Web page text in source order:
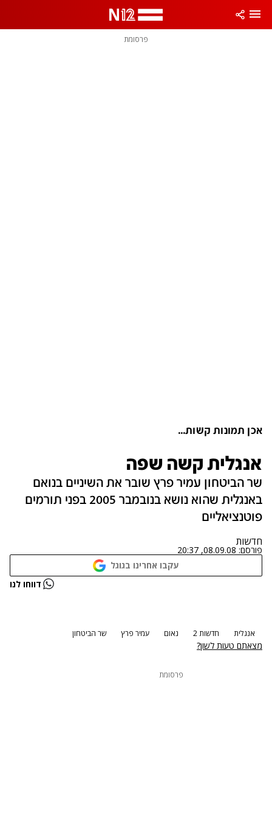
פרסומת
אכן תמונות קשות...
אנגלית קשה שפה
שר הביטחון עמיר פרץ שובר את השיניים בנואם
באנגלית שהוא נושא בנובמבר 2005 בפני תורמים
פוטנציאליים
חדשות
פורסם: 08.09.08, 20:37
עקבו אחרינו בגוגל
נתקלנו בבעיה דווחו לנו
אנגלית חדשות 2 נאום עמיר פרץ שר הביטחון
מצאתם טעות לשון?
פרסומת